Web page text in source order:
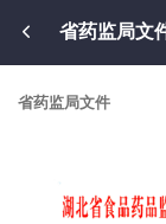
省药监局文
省药监局文件